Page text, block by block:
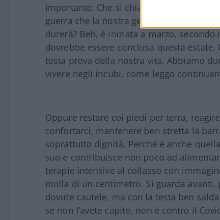
importante. Che si chiama
guerra che la nostra generazione dovrà
durerà? Beh, è iniziata a marzo,
dovrebbe essere conclusa questa estate.
tosta prova della nostra vita. Abbiamo
vivere negli incubi, come leggo
Oppure restare coi piedi per terra,
confortarci, mantenere ben stretta la
soprattutto dignità. Perché è anche
suo e contribuisce non poco ad
terapie intensive al collasso con
molla di un centimetro. Si guarda
dovute cautele, ma con la testa ben
se non l’avete capito, non è contro il